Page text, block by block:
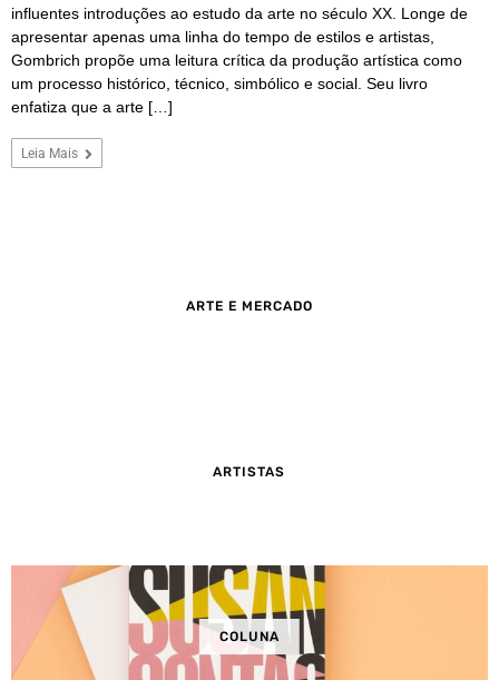
influentes introduções ao estudo da arte no século XX. Longe de
apresentar apenas uma linha do tempo de estilos e artistas,
Gombrich propõe uma leitura crítica da produção artística como
um processo histórico, técnico, simbólico e social. Seu livro
enfatiza que a arte […]
Leia Mais
ARTE E MERCADO
ARTISTAS
COLUNA